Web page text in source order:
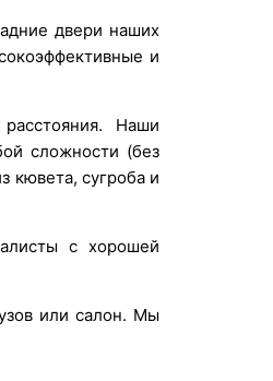
двери наших
и
Наши
сложности (без
кювета, сугроба и
с хорошей
или салон. Мы